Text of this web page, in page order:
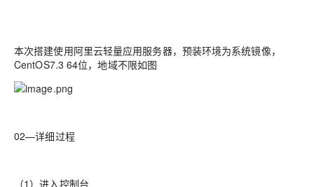
本次搭建使用阿里云轻量应用服务器，预装环境为系统镜像，
CentOS7.3 64位，地域不限如图
02—详细过程
（1）进入控制台